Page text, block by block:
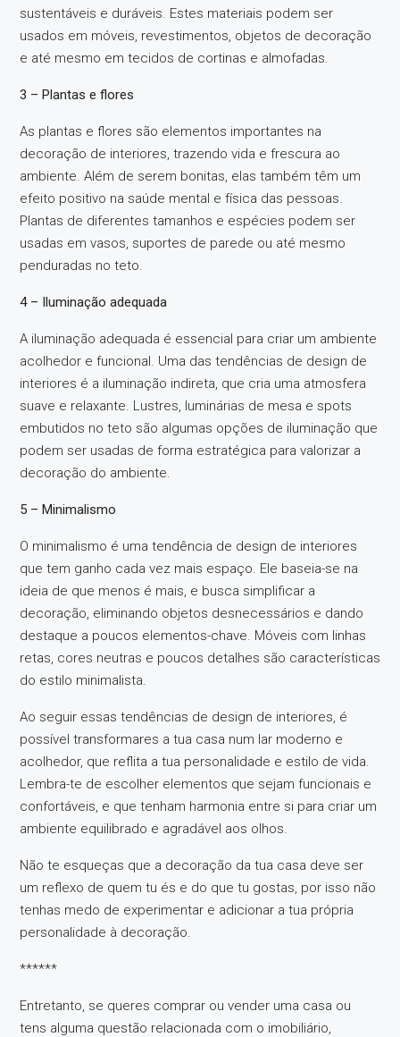
sustentáveis e duráveis. Estes materiais podem ser
usados em móveis, revestimentos, objetos de decoração
e até mesmo em tecidos de cortinas e almofadas.
3 – Plantas e flores
As plantas e flores são elementos importantes na
decoração de interiores, trazendo vida e frescura ao
ambiente. Além de serem bonitas, elas também têm um
efeito positivo na saúde mental e física das pessoas.
Plantas de diferentes tamanhos e espécies podem ser
usadas em vasos, suportes de parede ou até mesmo
penduradas no teto.
4 – Iluminação adequada
A iluminação adequada é essencial para criar um ambiente
acolhedor e funcional. Uma das tendências de design de
interiores é a iluminação indireta, que cria uma atmosfera
suave e relaxante. Lustres, luminárias de mesa e spots
embutidos no teto são algumas opções de iluminação que
podem ser usadas de forma estratégica para valorizar a
decoração do ambiente.
5 – Minimalismo
O minimalismo é uma tendência de design de interiores
que tem ganho cada vez mais espaço. Ele baseia-se na
ideia de que menos é mais, e busca simplificar a
decoração, eliminando objetos desnecessários e dando
destaque a poucos elementos-chave. Móveis com linhas
retas, cores neutras e poucos detalhes são características
do estilo minimalista.
Ao seguir essas tendências de design de interiores, é
possível transformares a tua casa num lar moderno e
acolhedor, que reflita a tua personalidade e estilo de vida.
Lembra-te de escolher elementos que sejam funcionais e
confortáveis, e que tenham harmonia entre si para criar um
ambiente equilibrado e agradável aos olhos.
Não te esqueças que a decoração da tua casa deve ser
um reflexo de quem tu és e do que tu gostas, por isso não
tenhas medo de experimentar e adicionar a tua própria
personalidade à decoração.
******
Entretanto, se queres comprar ou vender uma casa ou
tens alguma questão relacionada com o imobiliário,